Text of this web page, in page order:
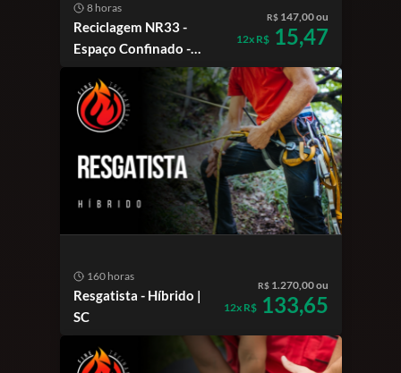
8 horas
Reciclagem NR33 -
Espaço Confinado -
online
R$147,00 ou
12x R$15,47
160 horas
Resgatista - Híbrido |
SC
R$1.270,00 ou
12x R$133,65